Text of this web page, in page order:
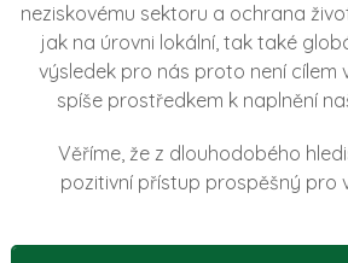
neziskovému sektoru a ochrana
jak na úrovni lokální, tak také
výsledek pro nás proto není cílem
spíše prostředkem k naplnění
Věříme, že z dlouhodobého
pozitivní přístup prospěšný pro